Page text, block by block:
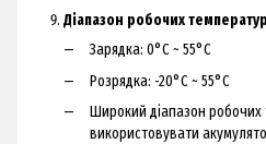
Діапазон робочих температур
Зарядка: 0°C ~ 55°C
Розрядка: -20°C ~ 55°C
Широкий діапазон
використовувати